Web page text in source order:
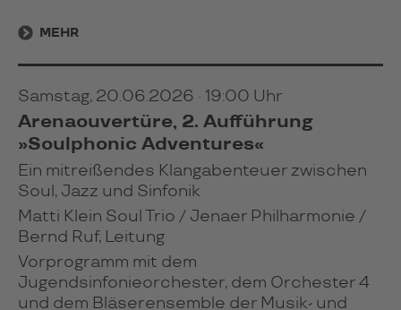
MEHR
Samstag, 20.06.2026 · 19:00 Uhr
Arenaouvertüre, 2. Aufführung
»Soulphonic Adventures«
Ein mitreißendes Klangabenteuer zwischen
Soul, Jazz und Sinfonik
Matti Klein Soul Trio / Jenaer Philharmonie /
Bernd Ruf, Leitung
Vorprogramm mit dem
Jugendsinfonieorchester, dem Orchester 4
und dem Bläserensemble der Musik- und